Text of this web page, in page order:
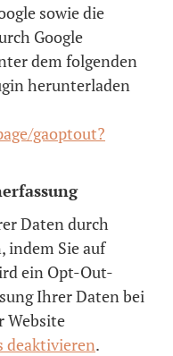
sowie die
Google
dem folgenden
herunterladen
gaoptout?
Daten durch
indem Sie auf
ein Opt-Out-
Ihrer Daten bei
Website
deaktivieren.